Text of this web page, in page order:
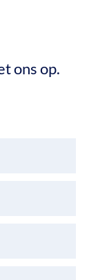
ons op.